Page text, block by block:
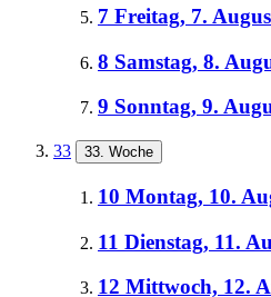
7 Freitag, 7.
8 Samstag, 8.
9 Sonntag, 9.
33 33. Woche
10 Montag, 10.
11 Dienstag, 11.
12 Mittwoch, 12.